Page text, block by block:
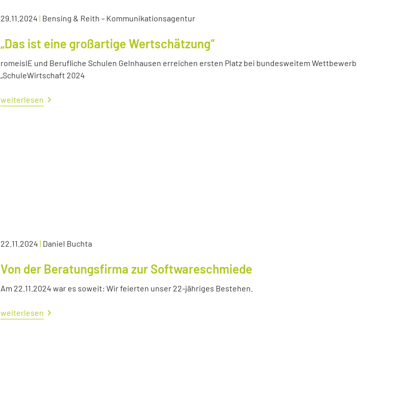
29.11.2024 | Bensing & Reith – Kommunikationsagentur
„Das ist eine großartige Wertschätzung“
romeisIE und Berufliche Schulen Gelnhausen erreichen ersten Platz bei bundesweitem Wettbewerb
„SchuleWirtschaft 2024
weiterlesen
22.11.2024 | Daniel Buchta
Von der Beratungsfirma zur Softwareschmiede
Am 22.11.2024 war es soweit: Wir feierten unser 22-jähriges Bestehen.
weiterlesen